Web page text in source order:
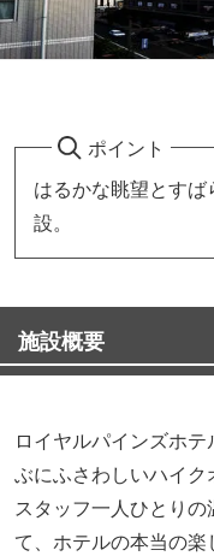
ポイント
はるかな眺望とす
設。
施設概要
ロイヤルパインズホ
ぶにふさわしいハイク
スタッフ一人ひとり
て、ホテルの本当の楽